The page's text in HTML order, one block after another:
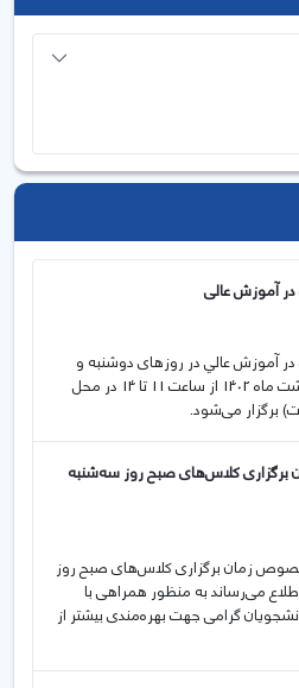
آموزش عالی
آموزش عالي در روز‌های دوشنبه و
سه‌شنبه مورخ 11 و 12 ارديبهشت ماه 1402 از ساعت 11 تا 14 در محل
برگزار می‌شود.
کلاس‌های صبح روز سه‌شنبه
در خصوص زمان برگزاری کلاس‌های صبح روز
مورخ ۱۴۰۲/۰۱/۲۹ به اطلاع می‌رساند به منظور همراهی با
گرامی جهت بهره‌مندی بیشتر از